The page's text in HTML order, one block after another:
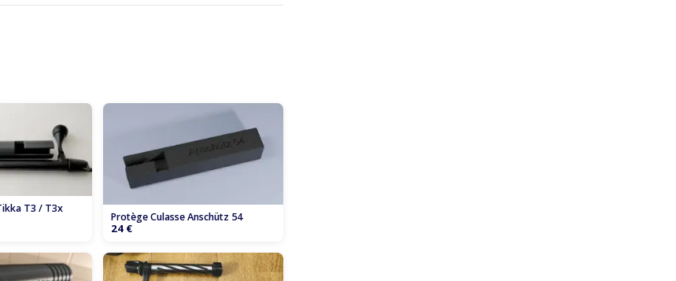
T3 / T3x
Protège Culasse Anschütz 54
24 €